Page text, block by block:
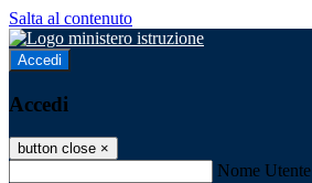
Salta al contenuto
Accedi
Accedi
button close ×
Nome Utente